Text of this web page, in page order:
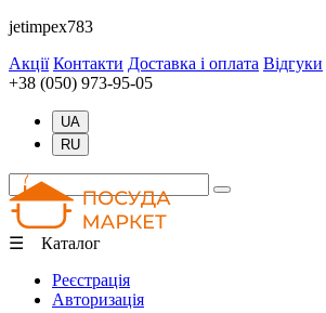
jetimpex783
Акції Контакти Доставка і оплата Відгуки
+38 (050) 973-95-05
UA
RU
☰ Каталог
Реєстрація
Авторизація